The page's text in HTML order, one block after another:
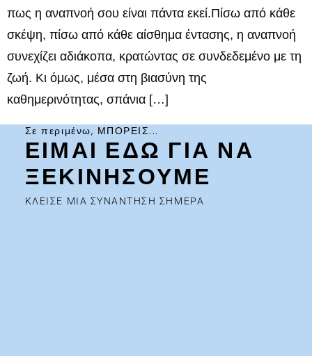
πως η αναπνοή σου είναι πάντα εκεί.Πίσω από κάθε
σκέψη, πίσω από κάθε αίσθημα έντασης, η αναπνοή
συνεχίζει αδιάκοπα, κρατώντας σε συνδεδεμένο με τη
ζωή. Κι όμως, μέσα στη βιασύνη της
καθημερινότητας, σπάνια […]
Σε περιμένω, ΜΠΟΡΕΙΣ...
ΕΙΜΑΙ ΕΔΩ ΓΙΑ ΝΑ
ΞΕΚΙΝΗΣΟΥΜΕ
ΚΛΕΙΣΕ ΜΙΑ ΣΥΝΑΝΤΗΣΗ ΣΗΜΕΡΑ